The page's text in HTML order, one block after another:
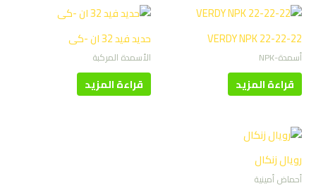
VERDY NPK 22-22-22
أسمدة-NPK
قراءة المزيد
حديد فيد 32 ان -كى
الأسمدة المركبة
قراءة المزيد
رويال زنكال
أحماض أمينية